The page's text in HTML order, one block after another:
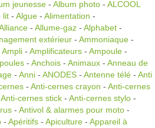
jeunesse - Album photo - ALCOOL
lit - Algue - Alimentation -
- Allume-gaz - Alphabet -
extérieur - Ammoniaque -
Ampli - Amplificateurs - Ampoule -
- Anchois - Animaux - Anneau de
- Anni - ANODES - Antenne télé - Anti
- Anti-cernes crayon - Anti-cernes
Anti-cernes stick - Anti-cernes stylo -
- Antivol & alarmes pour moto -
- Apéritifs - Apiculture - Appareil à